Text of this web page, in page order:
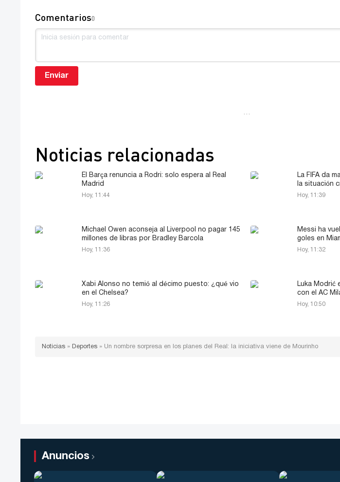
Comentarios0
Enviar
…
Noticias relacionadas
El Barça renuncia a Rodri: solo espera al Real
Madrid
Hoy, 11:44
La FIFA da
la situación
Hoy, 11:39
Michael Owen aconseja al Liverpool no pagar 145
millones de libras por Bradley Barcola
Hoy, 11:36
Messi ha
goles en
Hoy, 11:32
Xabi Alonso no temió al décimo puesto: ¿qué vio
en el Chelsea?
Hoy, 11:26
Luka Modrić
con el AC
Hoy, 10:50
Noticias » Deportes » Un nombre sorpresa en los planes del Real: la iniciativa viene de Mourinho
Anuncios